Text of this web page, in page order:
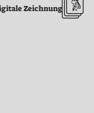
Zeichnung